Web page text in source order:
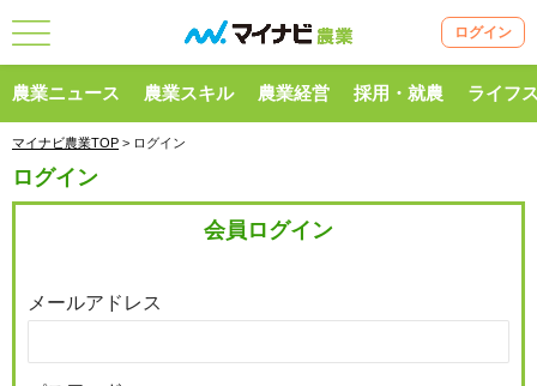
ログイン
農業ニュース 農業スキル 農業経営 採用・就農 ライフ
マイナビ農業TOP > ログイン
ログイン
会員ログイン
メールアドレス